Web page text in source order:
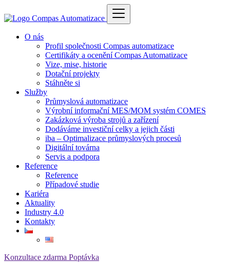
O nás
Profil společnosti Compas automatizace
Certifikáty a ocenění Compas Automatizace
Vize, mise, historie
Dotační projekty
Stáhněte si
Služby
Průmyslová automatizace
Výrobní informační MES/MOM systém COMES
Zakázková výroba strojů a zařízení
Dodáváme investiční celky a jejich části
iba – Optimalizace průmyslových procesů
Digitální továrna
Servis a podpora
Reference
Reference
Případové studie
Kariéra
Aktuality
Industry 4.0
Kontakty
Konzultace zdarma Poptávka